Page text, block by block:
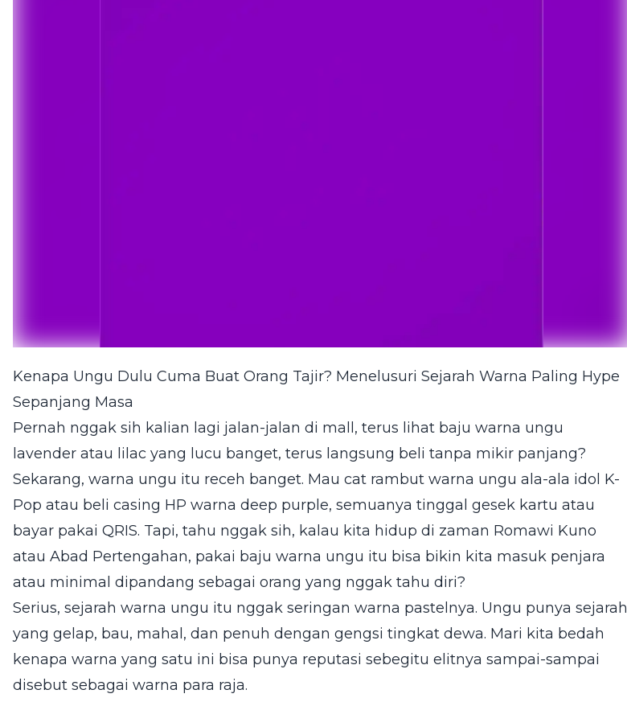
Kenapa Ungu Dulu Cuma Buat Orang Tajir? Menelusuri Sejarah Warna Paling Hype
Sepanjang Masa
Pernah nggak sih kalian lagi jalan-jalan di mall, terus lihat baju warna ungu
lavender atau lilac yang lucu banget, terus langsung beli tanpa mikir panjang?
Sekarang, warna ungu itu receh banget. Mau cat rambut warna ungu ala-ala idol K-
Pop atau beli casing HP warna deep purple, semuanya tinggal gesek kartu atau
bayar pakai QRIS. Tapi, tahu nggak sih, kalau kita hidup di zaman Romawi Kuno
atau Abad Pertengahan, pakai baju warna ungu itu bisa bikin kita masuk penjara
atau minimal dipandang sebagai orang yang nggak tahu diri?
Serius, sejarah warna ungu itu nggak seringan warna pastelnya. Ungu punya sejarah
yang gelap, bau, mahal, dan penuh dengan gengsi tingkat dewa. Mari kita bedah
kenapa warna yang satu ini bisa punya reputasi sebegitu elitnya sampai-sampai
disebut sebagai warna para raja.